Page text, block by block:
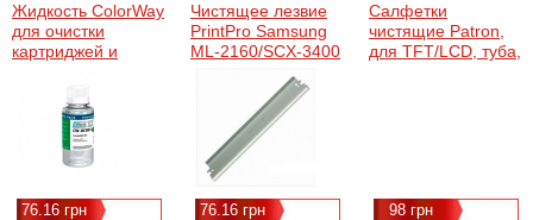
Жидкость ColorWay
для очистки
картриджей и
универсальная
(CW-UCH01) 100мл
#28100
76.16 грн
Чистящее лезвие
PrintPro Samsung
ML-2160/SCX-3400
76.16 грн
Салфетки
чистящие Patron,
для TFT/LCD, туба,
98 грн